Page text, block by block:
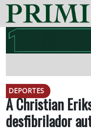
DEPORTES
A Christian
desfibrilador